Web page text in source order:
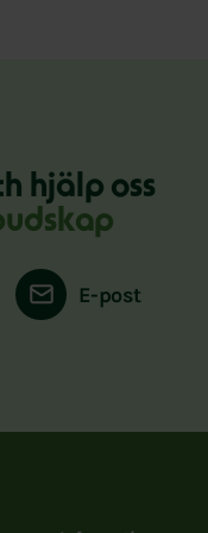
hjälp oss
E-post